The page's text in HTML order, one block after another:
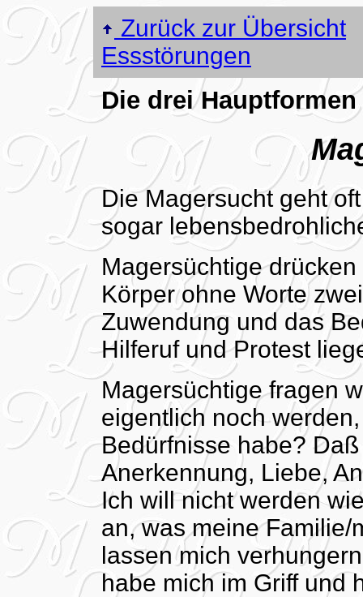
Zurück zur Übersicht
Essstörungen
Die drei
Die Magersucht geht
sogar
Magersüchtige
Körper ohne Worte
Zuwendung und das
Hilferuf und Protest
Magersüchtige fragen
eigentlich noch
Bedürfnisse habe?
Anerkennung, Liebe,
Ich will nicht werden
an, was meine Familie/
lassen mich
habe mich im Griff und